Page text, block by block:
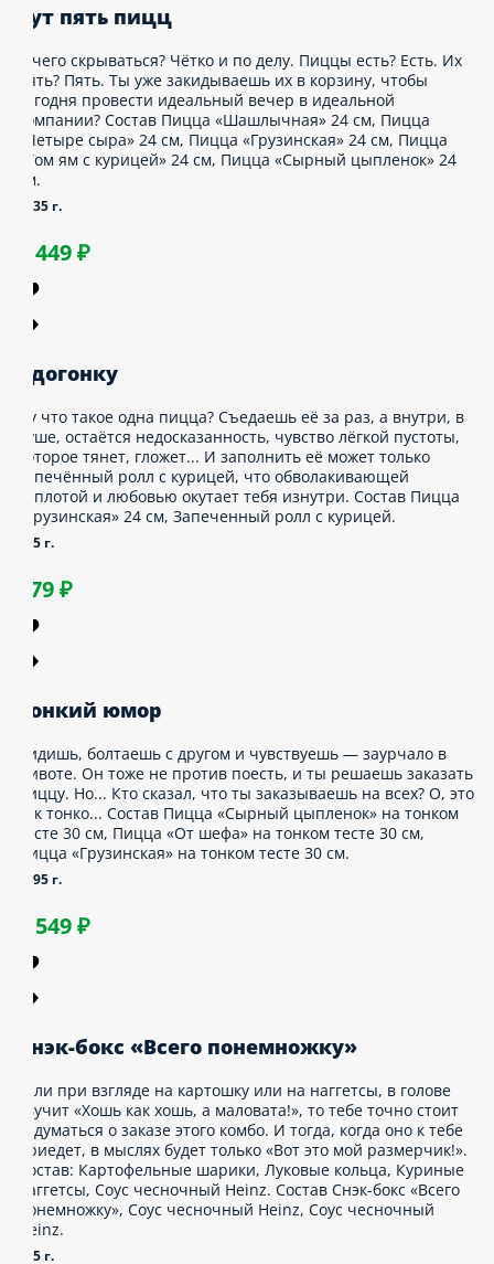
599 ₽
пять пицц
скрываться? Чётко и по делу. Пиццы
Есть. Их пять? Пять. Ты уже закидываешь
в идеальной компании? Состав Пицца
24 см, Пицца «Четыре сыра»
см, Пицца «Грузинскaя» 24 см, Пицца
24 см.
в душе, остаётся недосказанность,
лёгкой пустоты, которое тянет, гложет... И
её может только запечённый ролл с
тебя изнутри. Состав Пицца «Грузинскaя»
г.
₽
юмор
болтаешь с другом и чувствуешь —
в животе. Он тоже не против поесть,
решаешь заказать пиццу. Но... Кто сказал,
Пицца «Сырный цыпленок» на тонком
30 см, Пицца «Грузинскaя» на тонком
30 см.
г.
549 ₽
бокс «Всего понемножку»